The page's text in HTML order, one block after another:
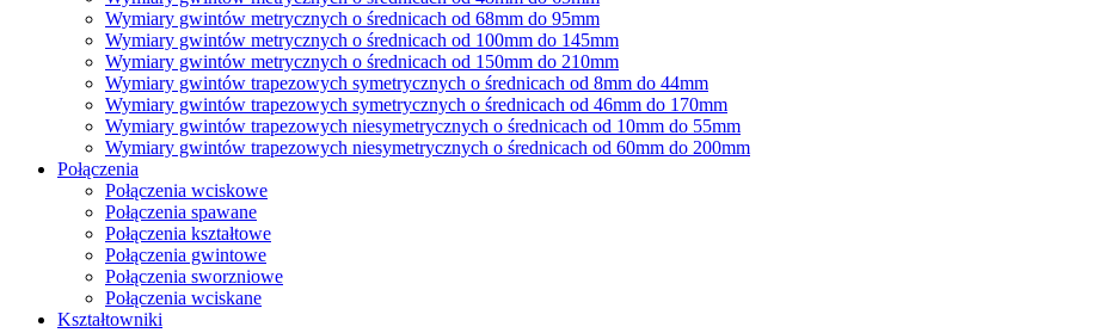
Wymiary gwintów metrycznych o średnicach od 68mm do 95mm
Wymiary gwintów metrycznych o średnicach od 100mm do 145mm
Wymiary gwintów metrycznych o średnicach od 150mm do 210mm
Wymiary gwintów trapezowych symetrycznych o średnicach od 8mm do 44mm
Wymiary gwintów trapezowych symetrycznych o średnicach od 46mm do 170mm
Wymiary gwintów trapezowych niesymetrycznych o średnicach od 10mm do 55mm
Wymiary gwintów trapezowych niesymetrycznych o średnicach od 60mm do 200mm
Połączenia
Połączenia wciskowe
Połączenia spawane
Połączenia kształtowe
Połączenia gwintowe
Połączenia sworzniowe
Połączenia wciskane
Kształtowniki